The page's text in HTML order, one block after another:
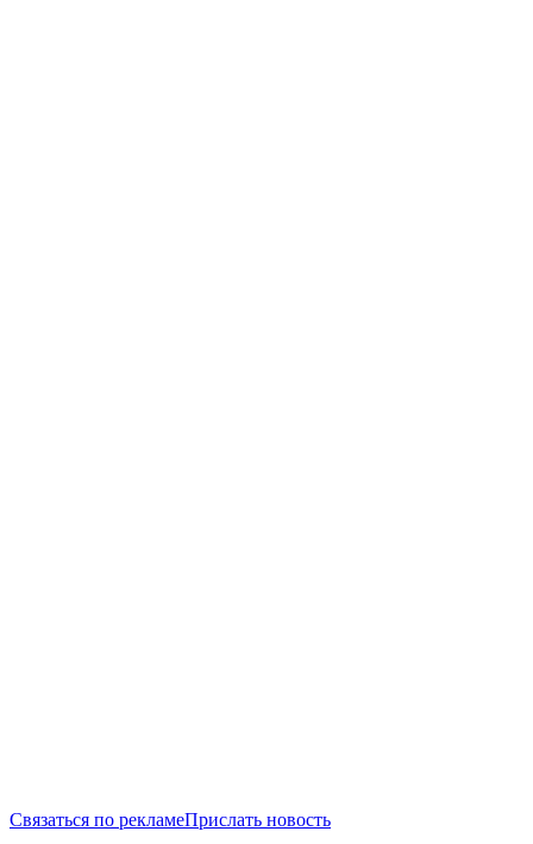
Связаться по рекламеПрислать новость